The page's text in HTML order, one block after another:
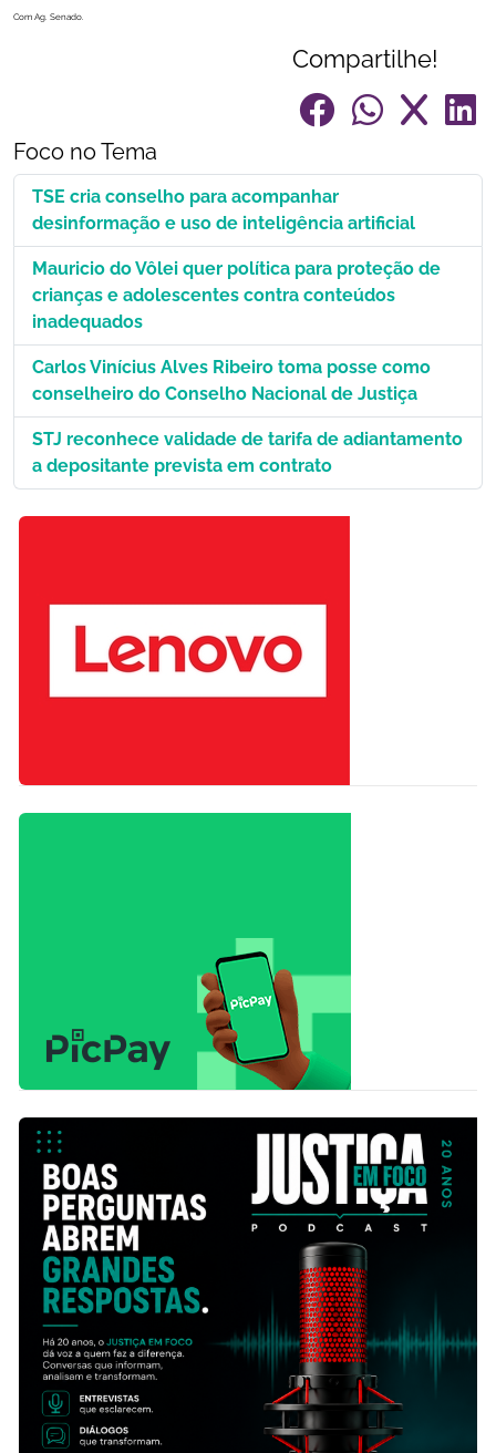
Com Ag. Senado.
Compartilhe!
Foco no Tema
TSE cria conselho para acompanhar
desinformação e uso de inteligência artificial
Mauricio do Vôlei quer política para proteção de
crianças e adolescentes contra conteúdos
inadequados
Carlos Vinícius Alves Ribeiro toma posse como
conselheiro do Conselho Nacional de Justiça
STJ reconhece validade de tarifa de adiantamento
a depositante prevista em contrato